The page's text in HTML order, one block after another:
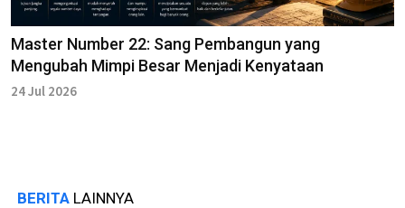
Master Number 22: Sang Pembangun yang
Mengubah Mimpi Besar Menjadi Kenyataan
24 Jul 2026
BERITA LAINNYA